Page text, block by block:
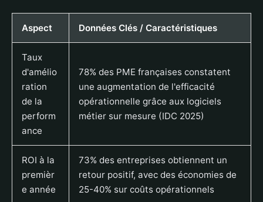
Aspect Données Clés / Caractéristiques
Taux
d'amélio
ration
de la
perform
ance
78% des PME françaises constatent
une augmentation de l'efficacité
opérationnelle grâce aux logiciels
métier sur mesure (IDC 2025)
ROI à la
premièr
e année
73% des entreprises obtiennent un
retour positif, avec des économies de
25-40% sur coûts opérationnels